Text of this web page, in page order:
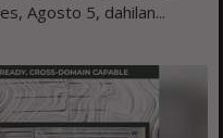
Agosto 5, dahilan...